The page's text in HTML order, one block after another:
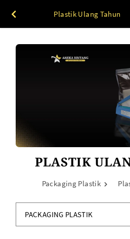
Plastik Ulang Tahun
PLASTIK
Packaging Plastik
PACKAGING PLASTIK